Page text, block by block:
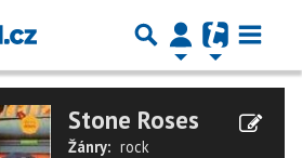
Stone Roses
Žánry: rock